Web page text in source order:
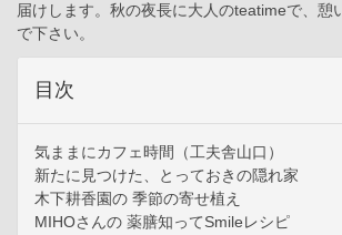
届けします。秋の夜長に大人のteatimeで、憩
で下さい。
目次
気ままにカフェ時間（工夫舎山口）
新たに見つけた、とっておきの隠れ家
木下耕香園の 季節の寄せ植え
MIHOさんの 薬膳知ってSmileレシピ